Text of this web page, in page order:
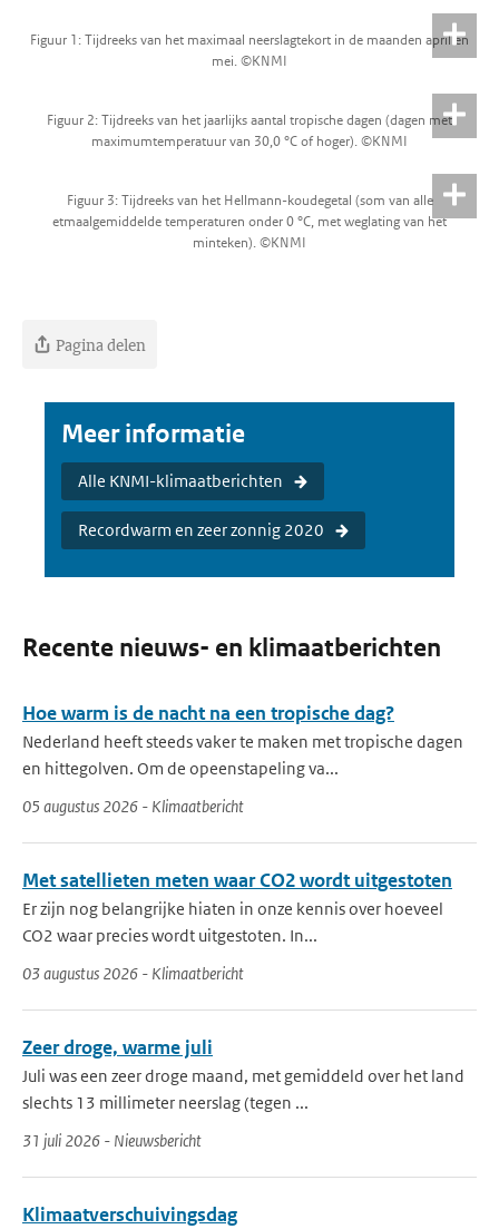
Figuur 1: Tijdreeks van het maximaal neerslagtekort in de maanden april en
mei. ©KNMI
Figuur 2: Tijdreeks van het jaarlijks aantal tropische dagen (dagen met
maximumtemperatuur van 30,0 °C of hoger). ©KNMI
Figuur 3: Tijdreeks van het Hellmann-koudegetal (som van alle
etmaalgemiddelde temperaturen onder 0 °C, met weglating van het
minteken). ©KNMI
Pagina delen
Meer informatie
Alle KNMI-klimaatberichten
Recordwarm en zeer zonnig 2020
Recente nieuws- en klimaatberichten
Hoe warm is de nacht na een tropische dag?
Nederland heeft steeds vaker te maken met tropische dagen
en hittegolven. Om de opeenstapeling va...
05 augustus 2026 - Klimaatbericht
Met satellieten meten waar CO2 wordt uitgestoten
Er zijn nog belangrijke hiaten in onze kennis over hoeveel
CO2 waar precies wordt uitgestoten. In...
03 augustus 2026 - Klimaatbericht
Zeer droge, warme juli
Juli was een zeer droge maand, met gemiddeld over het land
slechts 13 millimeter neerslag (tegen ...
31 juli 2026 - Nieuwsbericht
Klimaatverschuivingsdag